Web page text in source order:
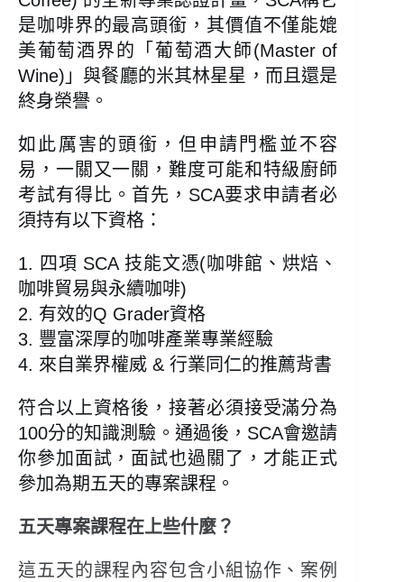
是咖啡界的最高頭銜，其價值不僅能媲
美葡萄酒界的「葡萄酒大師(Master of
Wine)」與餐廳的米其林星星，而且還是
終身榮譽。
如此厲害的頭銜，但申請門檻並不容
易，一關又一關，難度可能和特級廚師
考試有得比。首先，SCA要求申請者必
須持有以下資格：
1. 四項 SCA 技能文憑(咖啡館、烘焙、
咖啡貿易與永續咖啡)
2. 有效的Q Grader資格
3. 豐富深厚的咖啡產業專業經驗
4. 來自業界權威 & 行業同仁的推薦背書
符合以上資格後，接著必須接受滿分為
100分的知識測驗。通過後，SCA會邀請
你參加面試，面試也過關了，才能正式
參加為期五天的專案課程。
五天專案課程在上些什麼？
這五天的課程內容包含小組協作、案例